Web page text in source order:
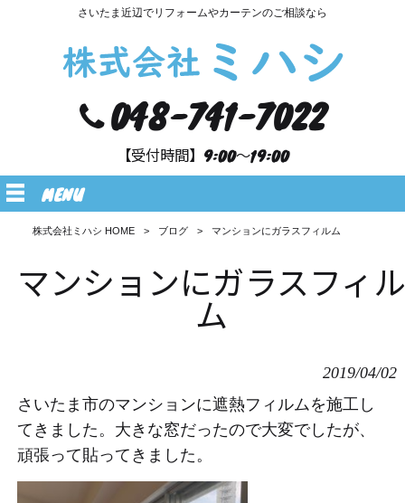
さいたま近辺でリフォームやカーテンのご相談なら
048-741-7022
【受付時間】9:00～19:00
MENU
株式会社ミハシ HOME > ブログ > マンションにガラスフィルム
マンションにガラスフィル
ム
2019/04/02
さいたま市のマンションに遮熱フィルムを施工し
てきました。大きな窓だったので大変でしたが、
頑張って貼ってきました。